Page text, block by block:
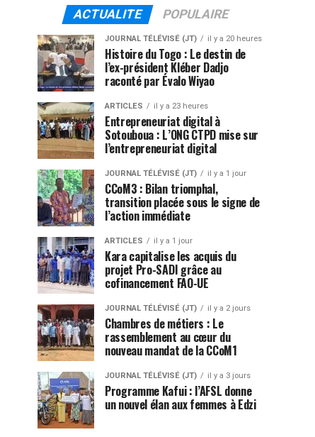
ACTUALITE POPULAIRE
JOURNAL TÉLÉVISÉ (JT) il y a 20 heures
Histoire du Togo : Le destin de
l’ex-président Kléber Dadjo
raconté par Évalo Wiyao
ARTICLES il y a 23 heures
Entrepreneuriat digital à
Sotouboua : L’ONG CTPD mise sur
l’entrepreneuriat digital
JOURNAL TÉLÉVISÉ (JT) il y a 1 jour
CCoM3 : Bilan triomphal,
transition placée sous le signe de
l’action immédiate
ARTICLES il y a 1 jour
Kara capitalise les acquis du
projet Pro-SADI grâce au
cofinancement FAO-UE
JOURNAL TÉLÉVISÉ (JT) il y a 2 jours
Chambres de métiers : Le
rassemblement au cœur du
nouveau mandat de la CCoM1
JOURNAL TÉLÉVISÉ (JT) il y a 3 jours
Programme Kafui : l’AFSL donne
un nouvel élan aux femmes à Edzi